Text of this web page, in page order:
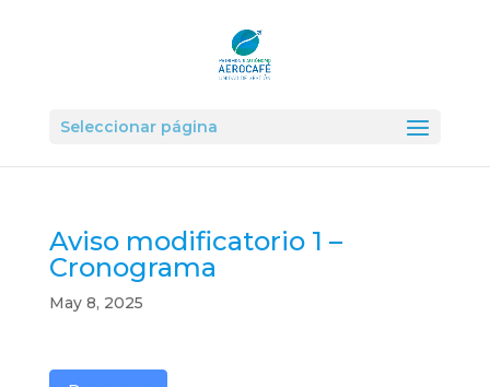
Seleccionar página
Aviso modificatorio 1 –
Cronograma
May 8, 2025